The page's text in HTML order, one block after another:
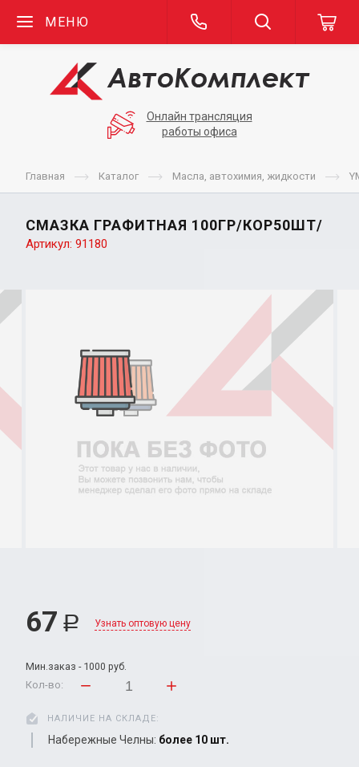
МЕНЮ
Онлайн трансляция
работы офиса
Главная Каталог Масла, автохимия, жидкости
СМАЗКА ГРАФИТНАЯ 100ГР/КОР50ШТ/
Артикул: 91180
67 Р Узнать оптовую цену
Мин.заказ - 1000 руб.
Кол-во:
НАЛИЧИЕ НА СКЛАДЕ:
Набережные Челны: более 10 шт.